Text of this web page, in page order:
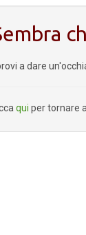
a dare
qui per tornare